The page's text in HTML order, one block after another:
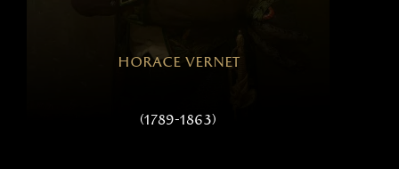
horace vernet
(1789-1863)